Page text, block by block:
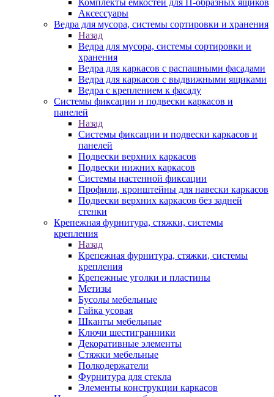
Комплекты емкостей для П-образных ящиков
Аксессуары
Ведра для мусора, системы сортировки и хранения
Назад
Ведра для мусора, системы сортировки и
хранения
Ведра для каркасов с распашными фасадами
Ведра для каркасов с выдвижными ящиками
Ведра с креплением к фасаду
Системы фиксации и подвески каркасов и
панелей
Назад
Системы фиксации и подвески каркасов и
панелей
Подвески верхних каркасов
Подвески нижних каркасов
Системы настенной фиксации
Профили, кронштейны для навески каркасов
Подвески верхних каркасов без задней
стенки
Крепежная фурнитура, стяжки, системы
крепления
Назад
Крепежная фурнитура, стяжки, системы
крепления
Крепежные уголки и пластины
Метизы
Бусолы мебельные
Гайка усовая
Шканты мебельные
Ключи шестигранники
Декоративные элементы
Стяжки мебельные
Полкодержатели
Фурнитура для стекла
Элементы конструкции каркасов